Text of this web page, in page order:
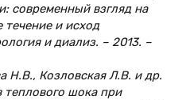
современный взгляд на
и исход
и диализ. – 2013. –
Н.В., Козловская Л.В. и др.
теплового шока при